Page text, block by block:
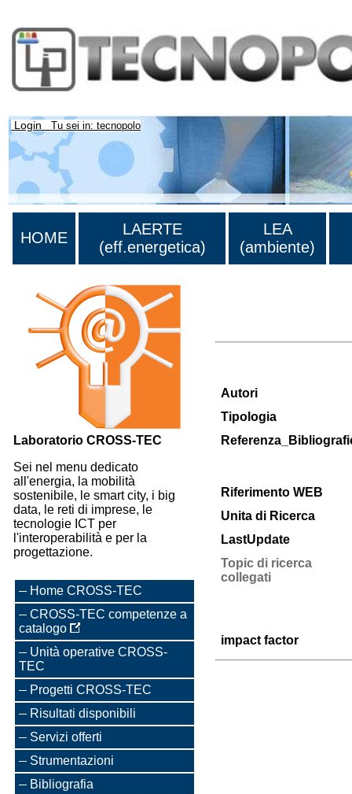
Login Tu sei in: tecnopolo
HOME
LAERTE
(eff.energetica)
LEA
(ambiente)
Laboratorio CROSS-TEC
Sei nel menu dedicato
all'energia, la mobilità
sostenibile, le smart city, i big
data, le reti di imprese, le
tecnologie ICT per
l'interoperabilità e per la
progettazione.
Home CROSS-TEC
CROSS-TEC competenze a
catalogo
Unità operative CROSS-
TEC
Progetti CROSS-TEC
Risultati disponibili
Servizi offerti
Strumentazioni
Bibliografia
Autori
Tipologia
Riferimento WEB
Unita di Ricerca
LastUpdate
Topic di ricerca
collegati
impact factor